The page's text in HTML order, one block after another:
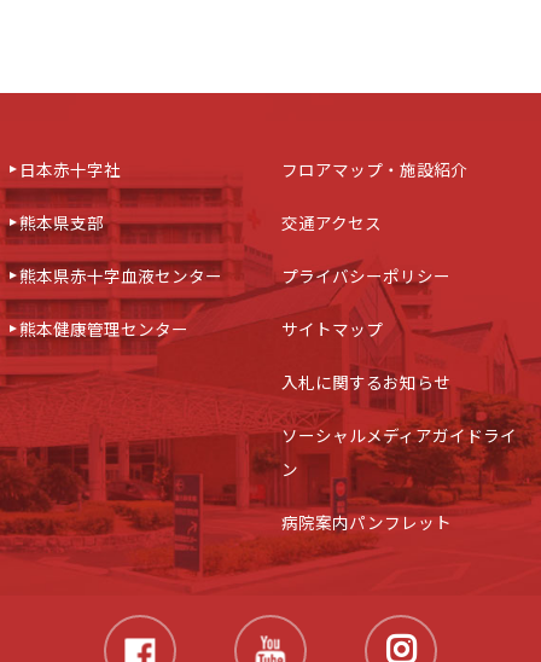
日本赤十字社
熊本県支部
熊本県赤十字血液センター
熊本健康管理センター
フロアマップ・施設紹介
交通アクセス
プライバシーポリシー
サイトマップ
入札に関するお知らせ
ソーシャルメディアガイドライ
ン
病院案内パンフレット